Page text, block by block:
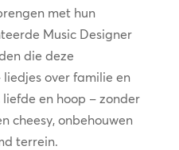
met hun
Music Designer
die deze
over familie en
en hoop – zonder
cheesy, onbehouwen
terrein.